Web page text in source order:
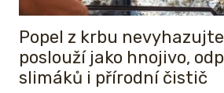
Popel z krbu
poslouží jako hnojivo,
slimáků i přírodní čistič